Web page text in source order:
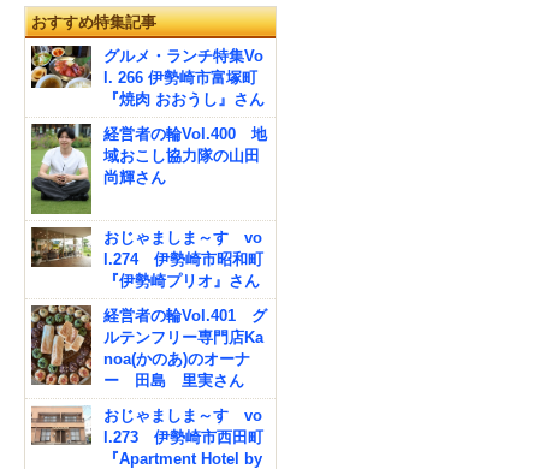
おすすめ特集記事
グルメ・ランチ特集Vo
l. 266 伊勢崎市富塚町
『焼肉 おおうし』さん
経営者の輪Vol.400 地
域おこし協力隊の山田
尚輝さん
おじゃましま～す vo
l.274 伊勢崎市昭和町
『伊勢崎プリオ』さん
経営者の輪Vol.401 グ
ルテンフリー専門店Ka
noa(かのあ)のオーナ
ー 田島 里実さん
おじゃましま～す vo
l.273 伊勢崎市西田町
『Apartment Hotel by